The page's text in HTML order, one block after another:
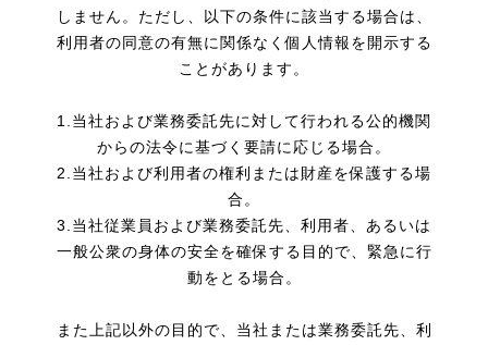
しません。ただし、以下の条件に該当する場合は、
利用者の同意の有無に関係なく個人情報を開示する
ことがあります。
1.当社および業務委託先に対して行われる公的機関
からの法令に基づく要請に応じる場合。
2.当社および利用者の権利または財産を保護する場
合。
3.当社従業員および業務委託先、利用者、あるいは
一般公衆の身体の安全を確保する目的で、緊急に行
動をとる場合。
また上記以外の目的で、当社または業務委託先、利